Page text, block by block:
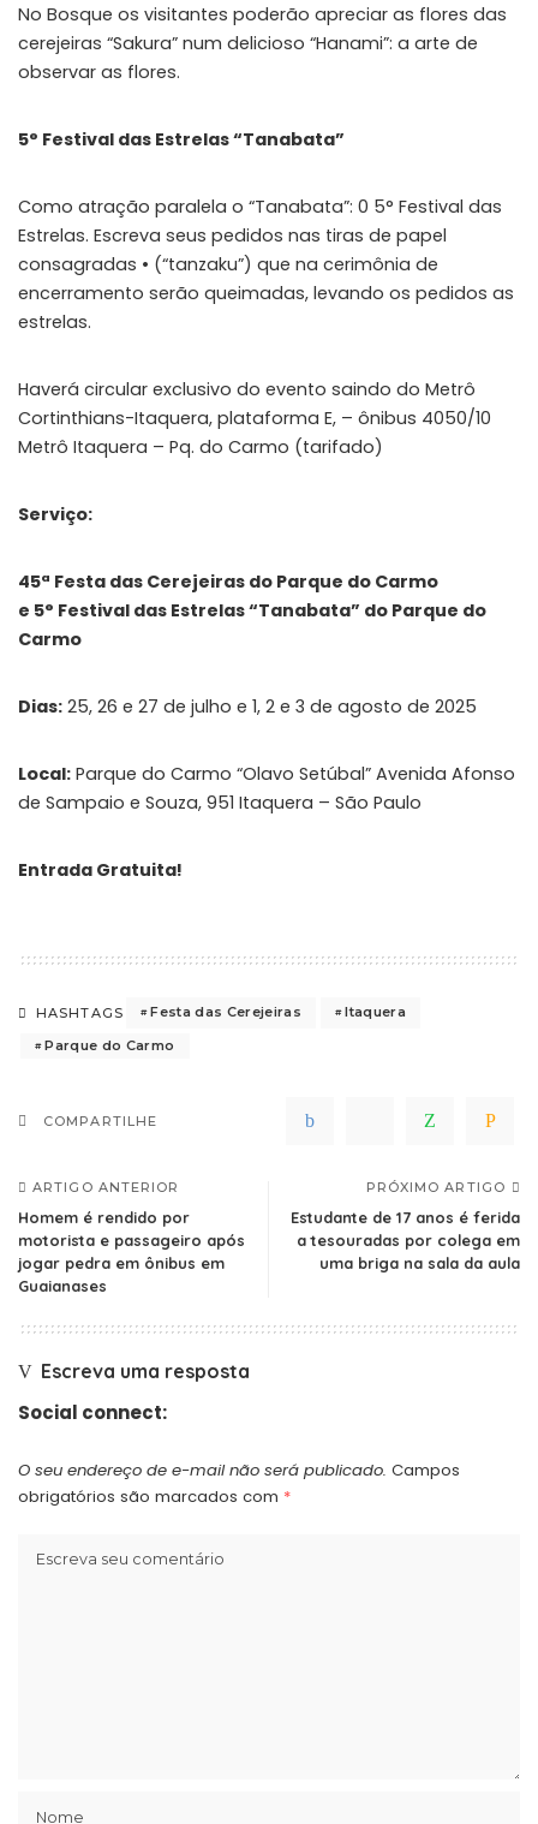
No Bosque os visitantes poderão apreciar as flores das
cerejeiras “Sakura” num delicioso “Hanami”: a arte de
observar as flores.
5° Festival das Estrelas “Tanabata”
Como atração paralela o “Tanabata”: 0 5° Festival das
Estrelas. Escreva seus pedidos nas tiras de papel
consagradas • (“tanzaku”) que na cerimônia de
encerramento serão queimadas, levando os pedidos as
estrelas.
Haverá circular exclusivo do evento saindo do Metrô
Cortinthians-Itaquera, plataforma E, – ônibus 4050/10
Metrô Itaquera – Pq. do Carmo (tarifado)
Serviço:
45ª Festa das Cerejeiras do Parque do Carmo
e 5° Festival das Estrelas “Tanabata” do Parque do
Carmo
Dias: 25, 26 e 27 de julho e 1, 2 e 3 de agosto de 2025
Local: Parque do Carmo “Olavo Setúbal” Avenida Afonso
de Sampaio e Souza, 951 Itaquera – São Paulo
Entrada Gratuita!
HASHTAGS Festa das Cerejeiras
Itaquera
Parque do Carmo
COMPARTILHE
ARTIGO ANTERIOR
Homem é rendido por
motorista e passageiro após
jogar pedra em ônibus em
Guaianases
PRÓXIMO ARTIGO
Estudante de 17 anos é ferida
a tesouradas por colega em
uma briga na sala da aula
Escreva uma resposta
Social connect:
O seu endereço de e-mail não será publicado. Campos
obrigatórios são marcados com *